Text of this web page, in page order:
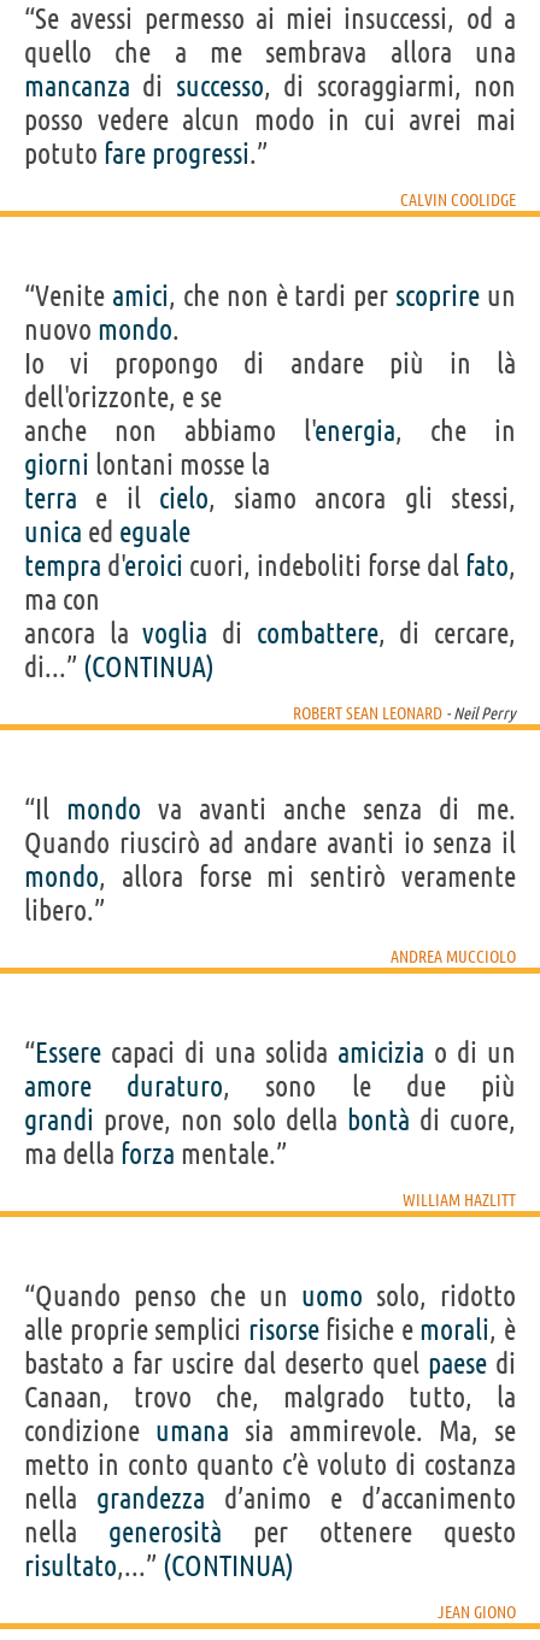
“Se avessi permesso ai miei insuccessi, od a
quello che a me sembrava allora una
mancanza di successo, di scoraggiarmi, non
posso vedere alcun modo in cui avrei mai
potuto fare progressi.”
CALVIN COOLIDGE
“Venite amici, che non è tardi per scoprire un
nuovo mondo.
Io vi propongo di andare più in là
dell'orizzonte, e se
anche non abbiamo l'energia, che in
giorni lontani mosse la
terra e il cielo, siamo ancora gli stessi,
unica ed eguale
tempra d'eroici cuori, indeboliti forse dal fato,
ma con
ancora lavoglia di combattere, di cercare,
di...” (CONTINUA)
ROBERT SEAN LEONARD - Neil Perry
“Il mondo va avanti anche senza di me.
Quando riuscirò ad andare avanti io senza il
mondo, allora forse mi sentirò veramente
libero.”
ANDREA MUCCIOLO
“Essere capaci di una solida amicizia o di un
amore
duraturo, sono le due più
grandi prove, non solo della bontà di cuore,
ma della forza mentale.”
WILLIAM HAZLITT
“Quando penso che un uomo solo, ridotto
alle proprie semplici risorsefisiche e morali, è
bastato a far uscire dal deserto quel paesedi
Canaan, trovo che, malgrado tutto, la
condizione umana sia ammirevole. Ma, se
metto in conto quanto c’è voluto di costanza
nella grandezza d’animo e d’accanimento
nella generosità per ottenere questo
risultato,...” (CONTINUA)
JEAN GIONO